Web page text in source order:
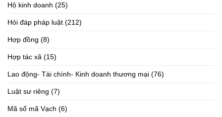
Hộ kinh doanh (25)
Hỏi đáp pháp luật (212)
Hợp đồng (8)
Hợp tác xã (15)
Lao động- Tài chính- Kinh doanh thương mại (76)
Luật sư riêng (7)
Mã số mã Vạch (6)